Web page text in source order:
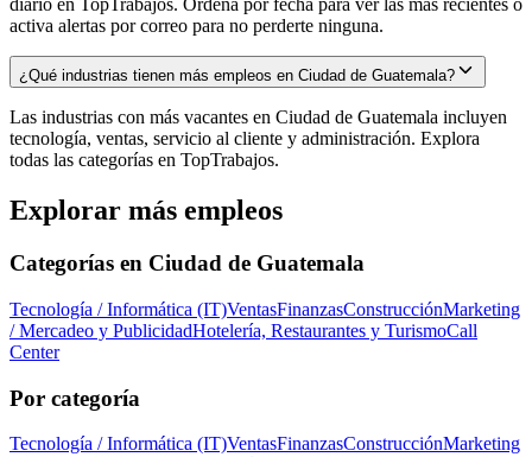
diario en TopTrabajos. Ordena por fecha para ver las más recientes o
activa alertas por correo para no perderte ninguna.
¿Qué industrias tienen más empleos en Ciudad de Guatemala?
Las industrias con más vacantes en Ciudad de Guatemala incluyen
tecnología, ventas, servicio al cliente y administración. Explora
todas las categorías en TopTrabajos.
Explorar más empleos
Categorías en Ciudad de Guatemala
Tecnología / Informática (IT)VentasFinanzasConstrucciónMarketing
/ Mercadeo y PublicidadHotelería, Restaurantes y TurismoCall
Center
Por categoría
Tecnología / Informática (IT)VentasFinanzasConstrucciónMarketing